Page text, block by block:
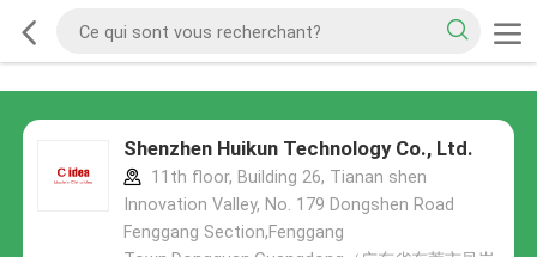
Shenzhen Huikun Technology Co., Ltd.
11th floor, Building 26, Tianan shen
Innovation Valley, No. 179 Dongshen Road
Fenggang Section,Fenggang